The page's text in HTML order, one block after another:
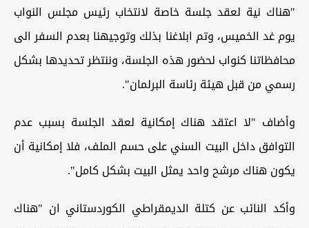
"هناك نية لعقد جلسة خاصة لانتخاب رئيس مجلس النواب
يوم غد الخميس، وتم ابلاغنا بذلك وتوجيهنا بعدم السفر الى
محافظاتنا كنواب لحضور هذه الجلسة، وننتظر تحديدها بشكل
رسمي من قبل هيئة رئاسة البرلمان".
وأضاف "لا اعتقد هناك إمكانية لعقد الجلسة بسبب عدم
التوافق داخل البيت السني على حسم الملف، فلا إمكانية أن
يكون هناك مرشح واحد يمثل البيت بشكل كامل".
وأكد النائب عن كتلة الديمقراطي الكوردستاني ان "هناك